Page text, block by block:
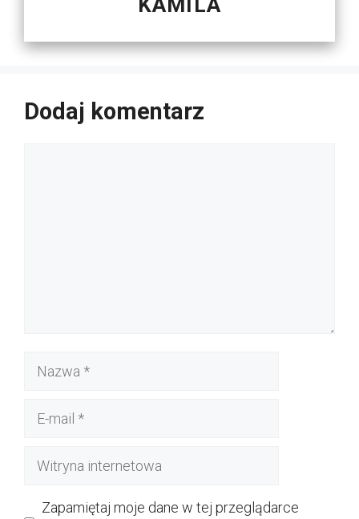
KAMILA
Dodaj komentarz
Nazwa
Witryna
Zapamiętaj moje dane w tej przeglądarce